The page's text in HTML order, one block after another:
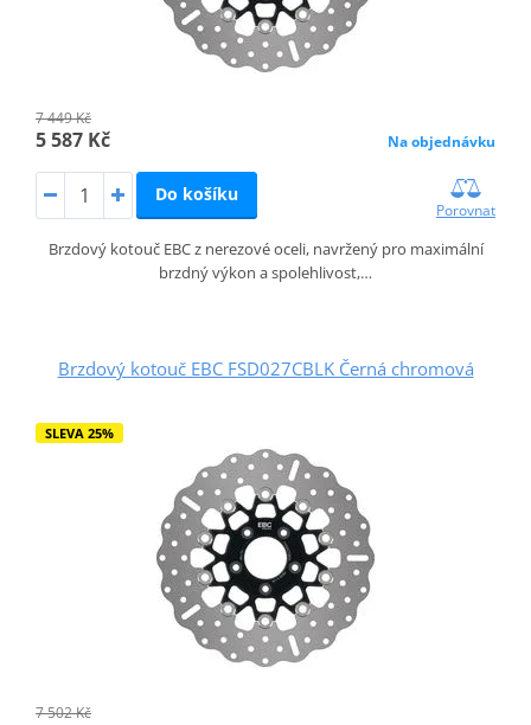
7 449 Kč
5 587 Kč Na objednávku
Do košíku
Porovnat
Brzdový kotouč EBC z nerezové oceli, navržený pro maximální
brzdný výkon a spolehlivost,…
Brzdový kotouč EBC FSD027CBLK Černá chromová
SLEVA 25%
7 502 Kč